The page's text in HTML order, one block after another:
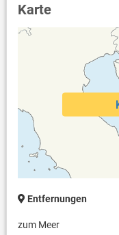
Check in ab 14 Uhr
Check out bis 10 Uhr
Babybett (auf
Haustiere sind
Karte
Entfernungen
zum Meer